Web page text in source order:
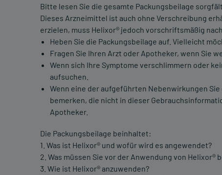
Bitte lesen Sie die gesamte Packungsbeilage
Dieses Arzneimittel ist auch ohne Verschreibung
erzielen, muss Helixor® jedoch vorschriftsmäßig
Heben Sie die Packungsbeilage auf. Vielleicht
Fragen Sie Ihren Arzt oder Apotheker, wenn Sie
Wenn sich Ihre Symptome verschlimmern oder
aufsuchen.
Wenn eine der aufgeführten Nebenwirkungen
bemerken, die nicht in dieser
Apotheker.
Die Packungsbeilage beinhaltet:
1. Was ist Helixor® und wofür wird es angewendet?
2. Was müssen Sie vor der Anwendung von Helixor®
3. Wie ist Helixor® anzuwenden?